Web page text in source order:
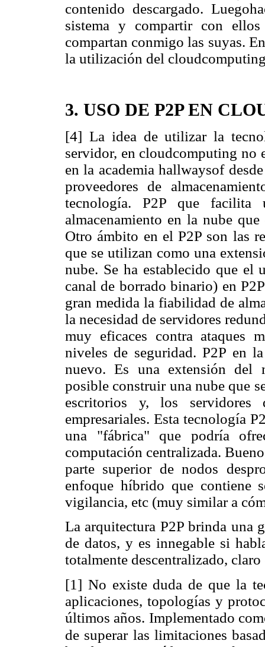
contenido descargado.
sistema y compartir con
compartan conmigo las suyas.
la utilización del
3. USO DE P2P EN
[4] La idea de utilizar la
servidor, en cloudcomputing no
en la academia hallwaysof
proveedores de
tecnología. P2P que
almacenamiento en la nube
Otro ámbito en el P2P son las
que se utilizan como una
nube. Se ha establecido que el
canal de borrado binario) en
gran medida la fiabilidad de
la necesidad de servidores
muy eficaces contra ataques
niveles de seguridad. P2P en
nuevo. Es una extensión del
posible construir una nube que
escritorios y, los
empresariales. Esta tecnología
una "fábrica" que podría
computación centralizada.
parte superior de nodos
enfoque híbrido que contiene
vigilancia, etc (muy similar a
La arquitectura P2P brinda una
de datos, y es innegable si
totalmente descentralizado,
[1] No existe duda de que la
aplicaciones, topologías y
últimos años. Implementado
de superar las limitaciones